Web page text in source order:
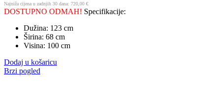
Najniža cijena u zadnjih 30 dana: 720,00 €
DOSTUPNO ODMAH! Specifikacije:
Dužina: 123 cm
Širina: 68 cm
Visina: 100 cm
Dodaj u košaricu
Brzi pogled